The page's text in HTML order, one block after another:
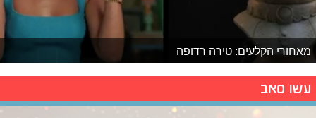
מאחורי הקלעים: טירה רדופה
עשו סאב